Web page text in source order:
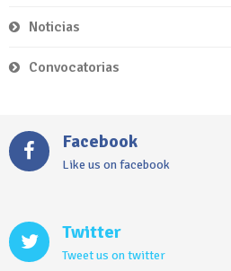
Noticias
Convocatorias
Facebook
Like us on facebook
Twitter
Tweet us on twitter